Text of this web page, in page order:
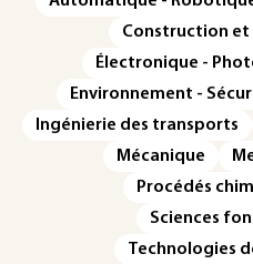
Construction et
Électronique -
Environnement -
Ingénierie des transports
Mécanique
Procédés
Sciences
Technologies